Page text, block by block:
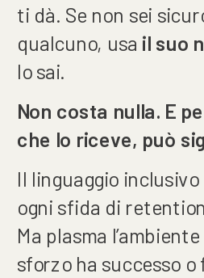
ti dà. Se non sei
qualcuno, usa il suo
lo sai.
Non costa nulla. E
che lo riceve, può
Il linguaggio
ogni sfida di
Ma plasma
sforzo ha successo